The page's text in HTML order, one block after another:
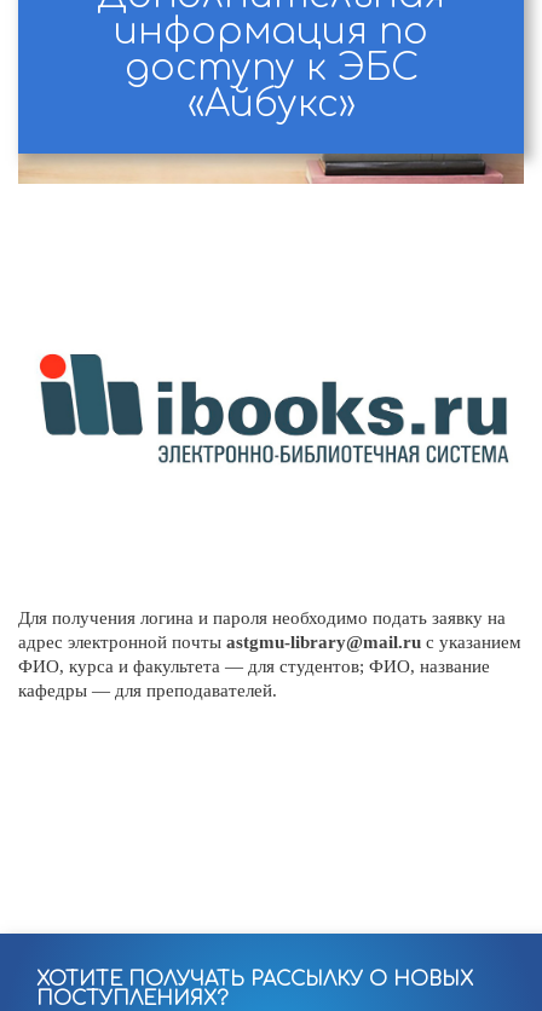
информация по
доступу к ЭБС
«Айбукс»
Для получения логина и пароля необходимо подать заявку на
адрес электронной почты astgmu-library@mail.ru с указанием
ФИО, курса и факультета — для студентов; ФИО, название
кафедры — для преподавателей.
ХОТИТЕ ПОЛУЧАТЬ РАССЫЛКУ О НОВЫХ
ПОСТУПЛЕНИЯХ?